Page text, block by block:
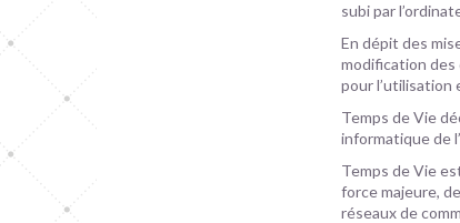
subi par
En dépit des
modification des
pour l’utilisation
Temps de Vie
informatique de
Temps de Vie
force majeure,
réseaux de